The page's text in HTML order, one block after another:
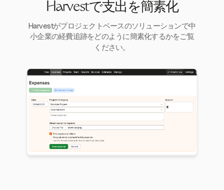
Harvestで支出を簡素化
Harvestがプロジェクトベースのソリューションで中
小企業の経費追跡をどのように簡素化するかをご覧
ください。